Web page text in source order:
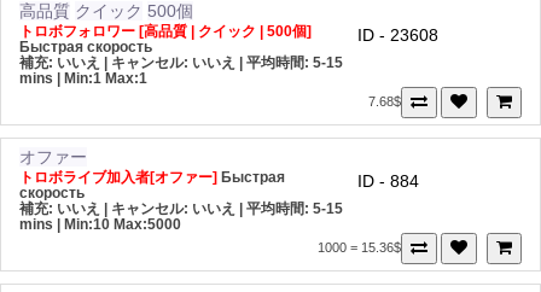
高品質 クイック 500個
トロボフォロワー [高品質 | クイック | 500個]
Быстрая скорость
補充: いいえ | キャンセル: いいえ | 平均時間: 5-15
mins
| Min:1 Max:1
ID - 23608
7.68$
オファー
トロボライブ加入者[オファー] Быстрая
скорость
補充: いいえ | キャンセル: いいえ | 平均時間: 5-15
mins
| Min:10 Max:5000
ID - 884
1000 = 15.36$